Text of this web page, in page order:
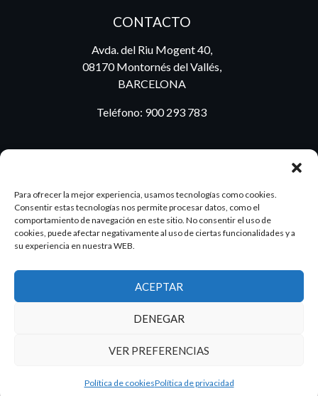
Para ofrecer la mejor experiencia, usamos tecnologías como cookies.
Consentir estas tecnologías nos permite procesar datos, como el
comportamiento de navegación en este sitio. No consentir el uso de
cookies, puede afectar negativamente al uso de ciertas funcionalidades y a
su experiencia en nuestra WEB.
ACEPTAR
DENEGAR
VER PREFERENCIAS
Política de cookiesPolítica de privacidad
CONTACTO
Avda. del Riu Mogent 40,
08170 Montornés del Vallés,
BARCELONA
Teléfono: 900 293 783
2026 Dake. Todos los derechos reservados.